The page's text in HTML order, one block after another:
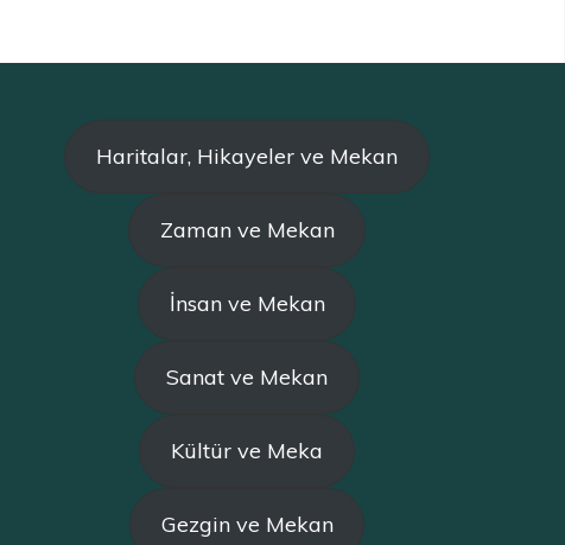
Haritalar, Hikayeler ve Mekan
Zaman ve Mekan
İnsan ve Mekan
Sanat ve Mekan
Kültür ve Meka
Gezgin ve Mekan